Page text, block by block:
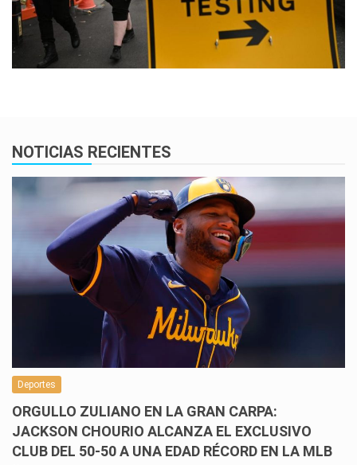
NOTICIAS RECIENTES
Deportes
ORGULLO ZULIANO EN LA GRAN CARPA:
JACKSON CHOURIO ALCANZA EL EXCLUSIVO
CLUB DEL 50-50 A UNA EDAD RÉCORD EN LA MLB